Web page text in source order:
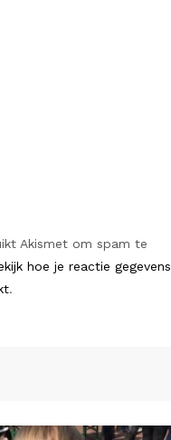
Akismet om spam te
hoe je reactie gegevens
.